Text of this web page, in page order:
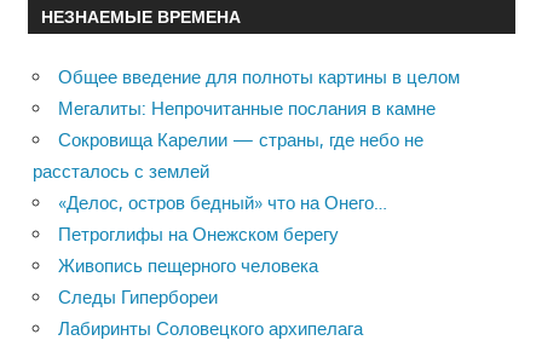
по
записям
НЕЗНАЕМЫЕ ВРЕМЕНА
Общее введение для полноты картины в целом
Мегалиты: Непрочитанные послания в камне
Сокровища Карелии — страны, где небо не
рассталось с землей
«Делос, остров бедный» что на Онего…
Петроглифы на Онежском берегу
Живопись пещерного человека
Следы Гипербореи
Лабиринты Соловецкого архипелага